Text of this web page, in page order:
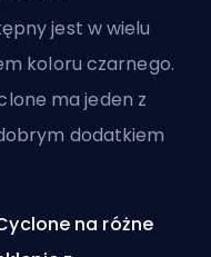
jest w wielu
koloru czarnego.
ma jeden z
dodatkiem
na różne